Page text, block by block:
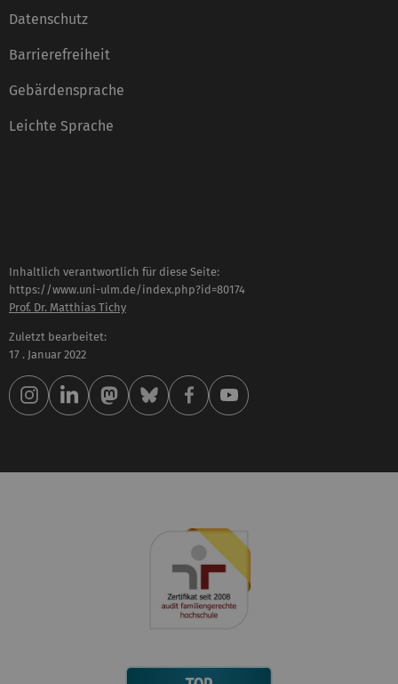
Datenschutz
Barrierefreiheit
Gebärdensprache
Leichte Sprache
Inhaltlich verantwortlich für diese Seite:
https://www.uni-ulm.de/index.php?id=80174
Prof. Dr. Matthias Tichy
Zuletzt bearbeitet:
17 . Januar 2022